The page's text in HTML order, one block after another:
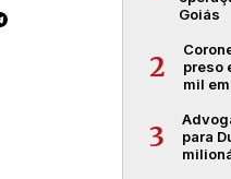
Goiás
2
preso
mil
3
para